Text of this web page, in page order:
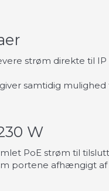
strøm direkte til
samtidig
W
PoE strøm til
portene afhængigt